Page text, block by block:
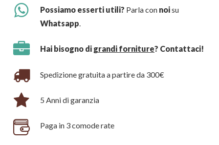
Possiamo esserti utili? Parla con noisu
Whatsapp
Hai bisogno di grandi forniture? Contattaci!
Spedizione gratuita a partire da 300€
5 Anni di garanzia
Paga in 3 comode rate